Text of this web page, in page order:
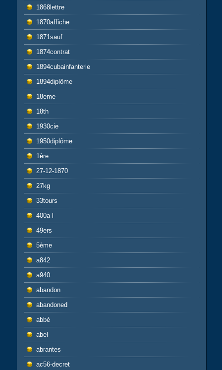
1868lettre
1870affiche
1871sauf
1874contrat
1894cubainfanterie
1894diplôme
18eme
18th
1930cie
1950diplôme
1ère
27-12-1870
27kg
33tours
400a-l
49ers
5ème
a842
a940
abandon
abandoned
abbé
abel
abrantes
ac56-decret